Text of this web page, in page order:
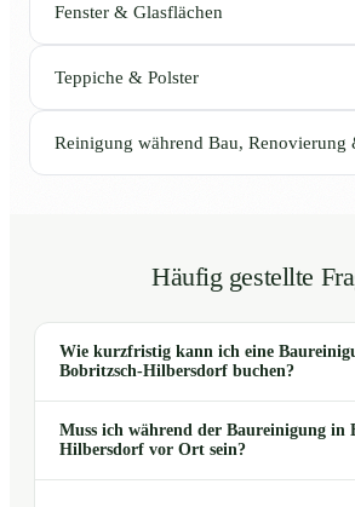
Fenster & Glasflächen
Teppiche & Polster
Reinigung während Bau, Renovierung
Häufig gestellte
Wie kurzfristig kann ich eine
Bobritzsch-Hilbersdorf buchen?
Muss ich während der Baureinigung in
Hilbersdorf vor Ort sein?